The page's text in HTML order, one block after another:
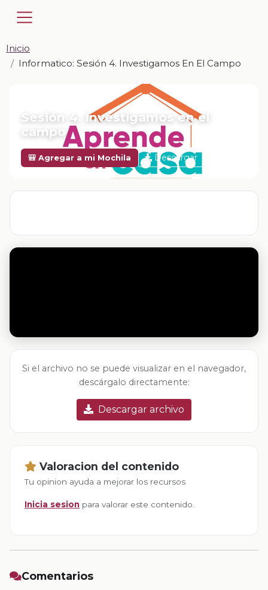
Inicio
Informatico: Sesión 4. Investigamos En El Campo
📎 INFORMATICO · ZIP
Sesión 4. Investigamos en el
campo
🎒 Agregar a mi Mochila Descargar
Si el archivo no se puede visualizar en el navegador,
descárgalo directamente:
Descargar archivo
Valoracion del contenido
Tu opinion ayuda a mejorar los recursos
Inicia sesion para valorar este contenido.
Comentarios